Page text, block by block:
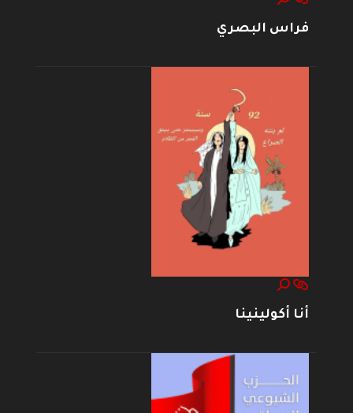
فراس البصري
أنا أكولينينا